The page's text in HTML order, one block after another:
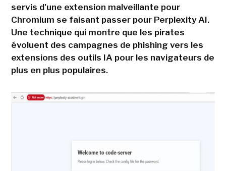
servis d'une extension malveillante pour
Chromium se faisant passer pour Perplexity AI.
Une technique qui montre que les pirates
évoluent des campagnes de phishing vers les
extensions des outils IA pour les navigateurs de
plus en plus populaires.